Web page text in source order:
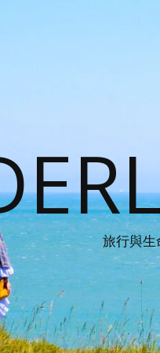
旅行與